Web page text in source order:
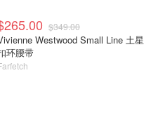
$349.00
Westwood Small Line 土星
环腰带